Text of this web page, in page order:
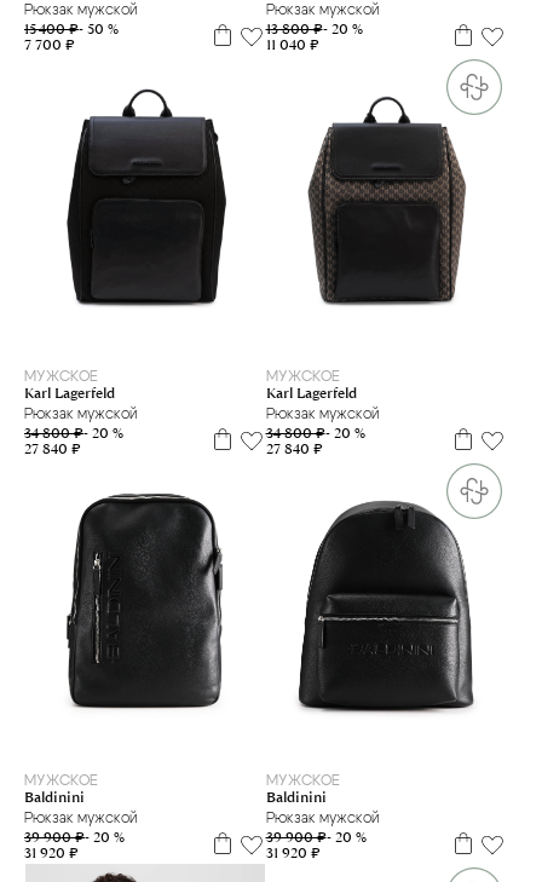
Рюкзак мужской
15 400 ₽- 50 %
7 700 ₽
Рюкзак мужской
13 800 ₽- 20 %
11 040 ₽
МУЖСКОЕ
Karl Lagerfeld
Рюкзак мужской
34 800 ₽- 20 %
27 840 ₽
МУЖСКОЕ
Karl Lagerfeld
Рюкзак мужской
34 800 ₽- 20 %
27 840 ₽
МУЖСКОЕ
Baldinini
Рюкзак мужской
39 900 ₽- 20 %
31 920 ₽
МУЖСКОЕ
Baldinini
Рюкзак мужской
39 900 ₽- 20 %
31 920 ₽